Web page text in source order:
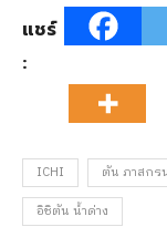
แชร์
:
ICHI ตัน ภาสกร
อิชิตัน น้ำด่าง